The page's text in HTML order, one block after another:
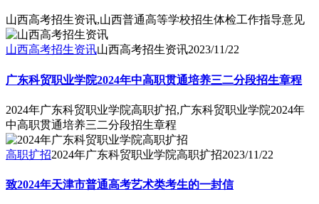
山西高考招生资讯,山西普通高等学校招生体检工作指导意见
山西高考招生资讯山西高考招生资讯2023/11/22
广东科贸职业学院2024年中高职贯通培养三二分段招生章程
2024年广东科贸职业学院高职扩招,广东科贸职业学院2024年
中高职贯通培养三二分段招生章程
高职扩招2024年广东科贸职业学院高职扩招2023/11/22
致2024年天津市普通高考艺术类考生的一封信